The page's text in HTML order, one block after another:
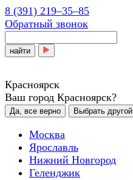
8 (391) 219‒35‒85
Обратный звонок
найти
Красноярск
Ваш город Красноярск?
Да, все верно Выбрать другой
Москва
Ярославль
Нижний Новгород
Геленджик